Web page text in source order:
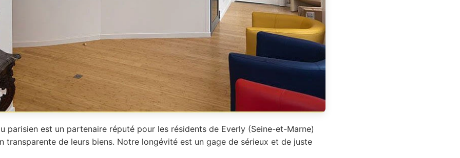
parisien est un partenaire réputé pour les résidents de Everly (Seine-et-Marne)
transparente de leurs biens. Notre longévité est un gage de sérieux et de juste